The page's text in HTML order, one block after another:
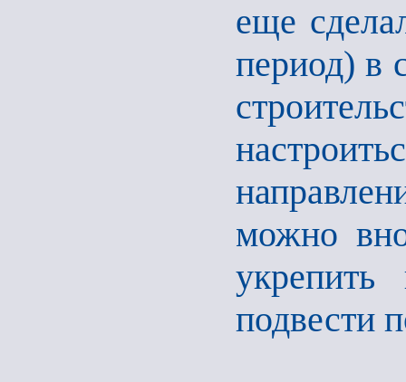
еще
период) в
можно
подвести